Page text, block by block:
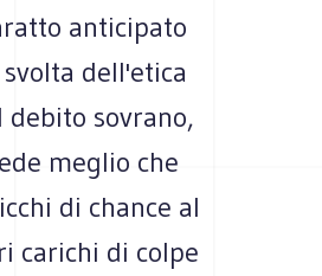
anticipato
dell'etica
sovrano,
meglio che
di chance al
carichi di colpe